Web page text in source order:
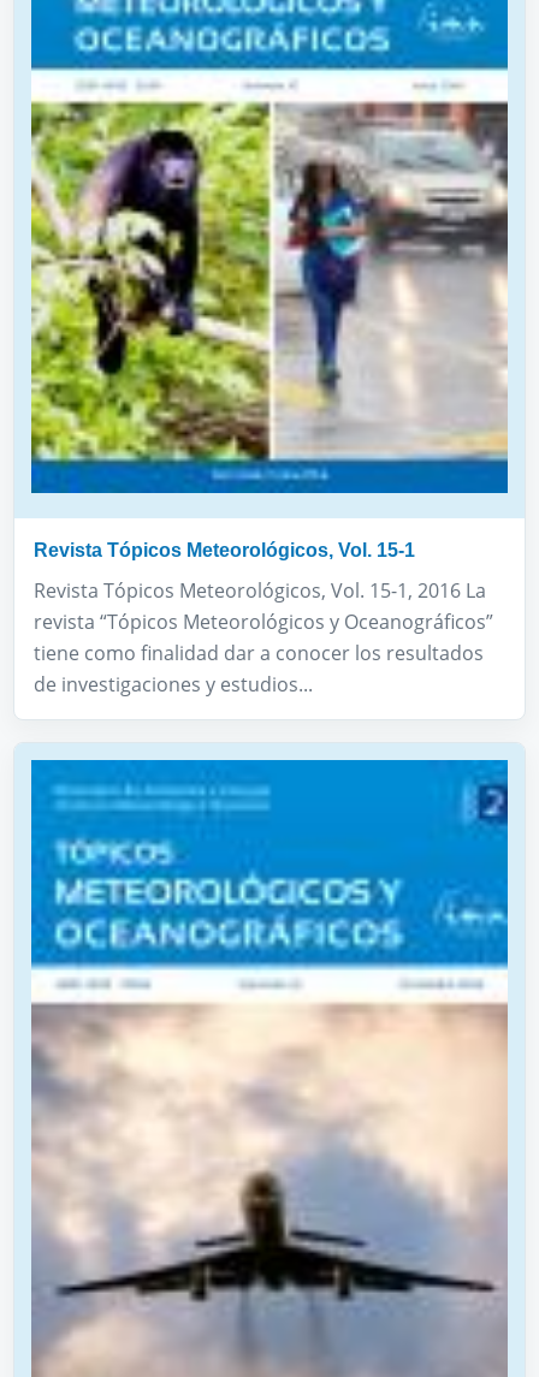
Revista Tópicos Meteorológicos, Vol. 15-1
Revista Tópicos Meteorológicos, Vol. 15-1, 2016 La
revista “Tópicos Meteorológicos y Oceanográficos”
tiene como finalidad dar a conocer los resultados
de investigaciones y estudios...